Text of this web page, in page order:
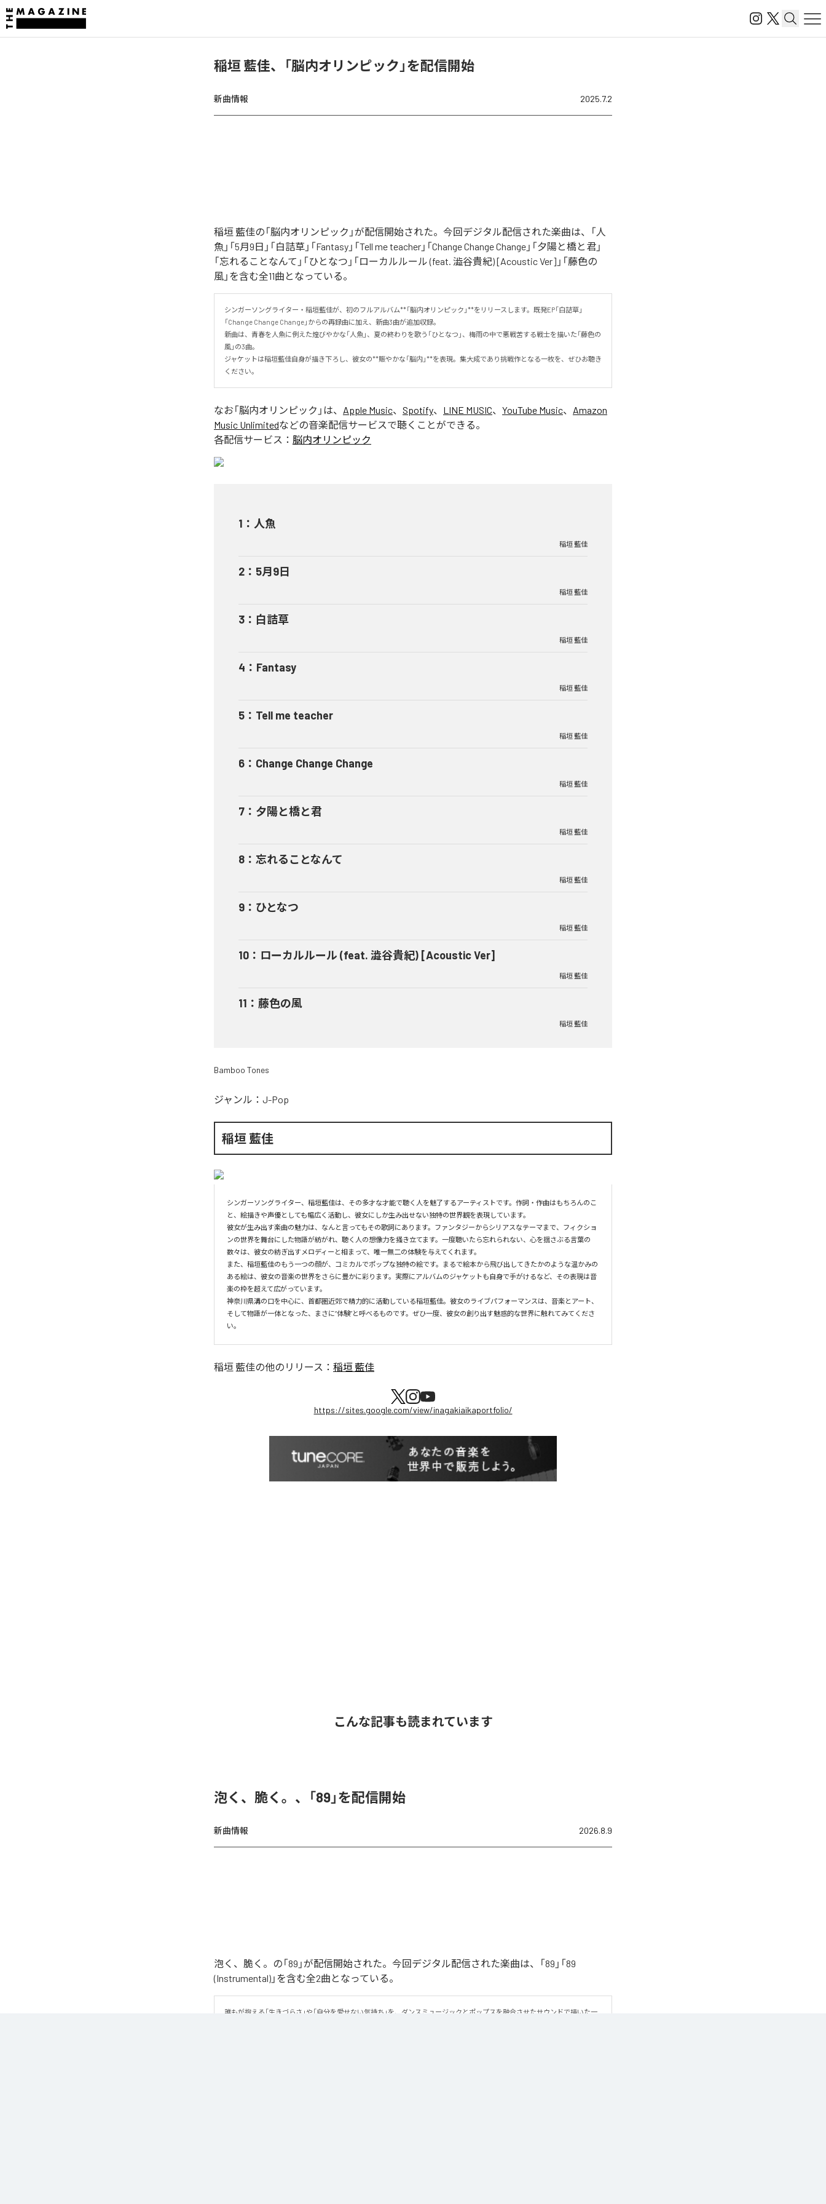
稲垣 藍佳、「脳内オリンピック」を配信開始
新曲情報 2025.7.2
稲垣 藍佳の「脳内オリンピック」が配信開始された。今回デジタル配信された楽曲は、「人
魚」「5月9日」「白詰草」「Fantasy」「Tell me teacher」「Change Change Change」「夕陽と橋と君」
「忘れることなんて」「ひとなつ」「ローカルルール (feat. 澁谷貴紀) [Acoustic Ver]」「藤色の
風」を含む全11曲となっている。
シンガーソングライター・稲垣藍佳が、初のフルアルバム**「脳内オリンピック」**をリリースします。既発EP「白詰草」
「Change Change Change」からの再録曲に加え、新曲3曲が追加収録。
新曲は、青春を人魚に例えた煌びやかな「人魚」、夏の終わりを歌う「ひとなつ」、梅雨の中で悪戦苦する戦士を描いた「藤色の
風」の3曲。
ジャケットは稲垣藍佳自身が描き下ろし、彼女の**賑やかな「脳内」**を表現。集大成であり挑戦作となる一枚を、ぜひお聴き
ください。
なお「脳内オリンピック 」は、 Apple Music、 Spotify、 LINE MUSIC、 YouTube Music、 Amazon
Music Unlimitedなどの音楽配信サービスで聴くことができる。
各配信サービス： 脳内オリンピック
1 ： 人魚
稲垣 藍佳
2 ： 5月9日
稲垣 藍佳
3 ： 白詰草
稲垣 藍佳
4 ： Fantasy
稲垣 藍佳
5 ： Tell me teacher
稲垣 藍佳
6 ： Change Change Change
稲垣 藍佳
7 ： 夕陽と橋と君
稲垣 藍佳
8 ： 忘れることなんて
稲垣 藍佳
9 ： ひとなつ
稲垣 藍佳
10 ： ローカルルール (feat. 澁谷貴紀) [Acoustic Ver]
稲垣 藍佳
11 ： 藤色の風
稲垣 藍佳
Bamboo Tones
ジャンル： J-Pop
稲垣 藍佳
シンガーソングライター、稲垣藍佳は、その多才な才能で聴く人を魅了するアーティストです。作詞・作曲はもちろんのこ
と、絵描きや声優としても幅広く活動し、彼女にしか生み出せない独特の世界観を表現しています。
彼女が生み出す楽曲の魅力は、なんと言ってもその歌詞にあります。ファンタジーからシリアスなテーマまで、フィクショ
ンの世界を舞台にした物語が紡がれ、聴く人の想像力を掻き立てます。一度聴いたら忘れられない、心を揺さぶる言葉の
数々は、彼女の紡ぎ出すメロディーと相まって、唯一無二の体験を与えてくれます。
また、稲垣藍佳のもう一つの顔が、コミカルでポップな独特の絵です。まるで絵本から飛び出してきたかのような温かみの
ある絵は、彼女の音楽の世界をさらに豊かに彩ります。実際にアルバムのジャケットも自身で手がけるなど、その表現は音
楽の枠を超えて広がっています。
神奈川県溝の口を中心に、首都圏近郊で精力的に活動している稲垣藍佳。彼女のライブパフォーマンスは、音楽とアート、
そして物語が一体となった、まさに“体験”と呼べるものです。ぜひ一度、彼女の創り出す魅惑的な世界に触れてみてくださ
い。
稲垣 藍佳の他のリリース： 稲垣 藍佳
https://sites.google.com/view/inagakiaikaportfolio/
こんな記事も読まれています
泡く、脆く。、「89」を配信開始
新曲情報 2026.8.9
泡く、脆く。の「89」が配信開始された。今回デジタル配信された楽曲は、「89」「89
(Instrumental)」を含む全2曲となっている。
誰もが抱える「生きづらさ」や「自分を愛せない気持ち」を、ダンスミュージックとポップスを融合させたサウンドで描いた一